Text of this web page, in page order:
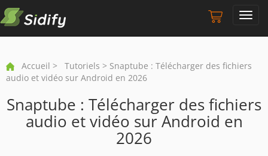
Accueil > Tutoriels > Snaptube : Télécharger des fichiers
audio et vidéo sur Android en 2026
Snaptube : Télécharger des fichiers
audio et vidéo sur Android en
2026